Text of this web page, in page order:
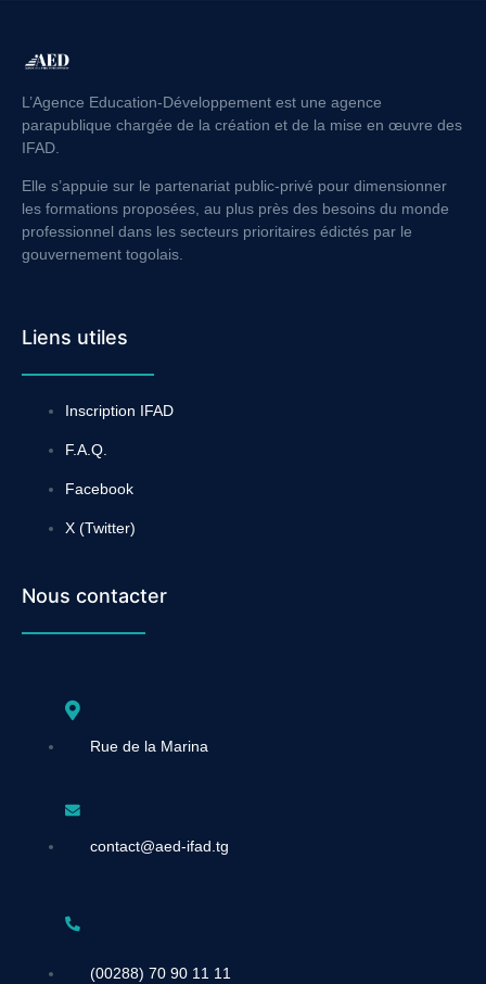
L’Agence Education-Développement est une agence
parapublique chargée de la création et de la mise en œuvre des
IFAD.
Elle s’appuie sur le partenariat public-privé pour dimensionner
les formations proposées, au plus près des besoins du monde
professionnel dans les secteurs prioritaires édictés par le
gouvernement togolais.
Liens utiles
Inscription IFAD
F.A.Q.
Facebook
X (Twitter)
Nous contacter
Rue de la Marina
contact@aed-ifad.tg
(00288) 70 90 11 11